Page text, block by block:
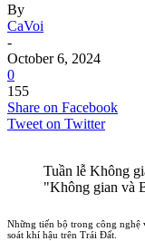
By
CaVoi
-
October 6, 2024
0
155
Share on Facebook
Tweet on Twitter
Tuần lễ Không
"Không gian và
Những tiến bộ trong công nghệ
soát khí hậu trên Trái Đất.